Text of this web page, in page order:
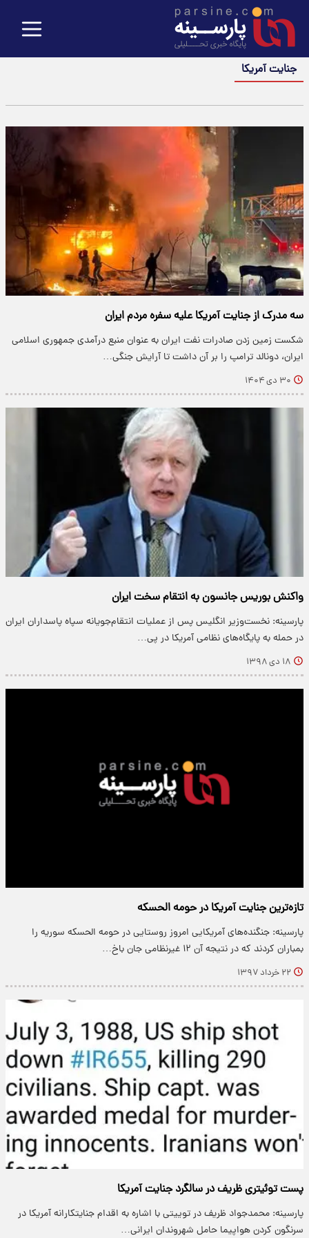
جنایت آمریکا
سه مدرک از جنایت آمریکا علیه سفره مردم ایران
شکست زمین زدن صادرات نفت ایران به عنوان منبع درآمدی جمهوری اسلامی
ایران، دونالد ترامپ را بر آن داشت تا آرایش جنگی…
۳۰ دی ۱۴۰۴
واکنش بوریس جانسون به انتقام سخت ایران
پارسینه: نخست‌وزیر انگلیس پس از عملیات انتقام‌جویانه سپاه پاسداران ایران
در حمله به پایگاه‌های نظامی آمریکا در پی…
۱۸ دی ۱۳۹۸
تازه‌ترین جنایت آمریکا در حومه الحسکه
پارسینه: جنگنده‌های آمریکایی امروز روستایی در حومه الحسکه سوریه را
بمباران کردند که در نتیجه آن ۱۲ غیرنظامی جان باخ…
۲۲ خرداد ۱۳۹۷
پست توئیتری ظریف در سالگرد جنایت آمریکا
پارسینه: محمدجواد ظریف در توییتی با اشاره به اقدام جنایتکارانه آمریکا در
سرنگون کردن هواپیما حامل شهروندان ایرانی…